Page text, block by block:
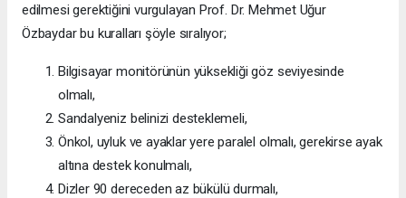
edilmesi gerektiğini vurgulayan Prof. Dr. Mehmet Uğur
Özbaydar bu kuralları şöyle sıralıyor;
Bilgisayar monitörünün yüksekliği göz seviyesinde
olmalı,
Sandalyeniz belinizi desteklemeli,
Önkol, uyluk ve ayaklar yere paralel olmalı, gerekirse ayak
altına destek konulmalı,
Dizler 90 dereceden az bükülü durmalı,